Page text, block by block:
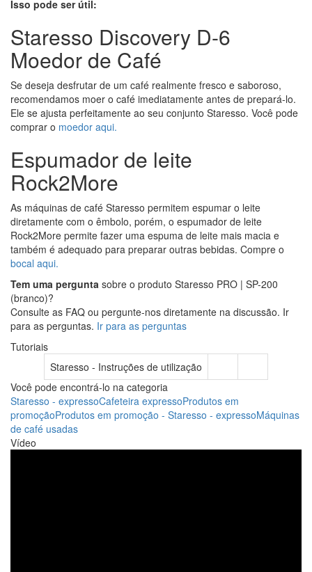
Isso pode ser útil:
Staresso Discovery D-6
Moedor de Café
Se deseja desfrutar de um café realmente fresco e saboroso,
recomendamos moer o café imediatamente antes de prepará-lo.
Ele se ajusta perfeitamente ao seu conjunto Staresso. Você pode
comprar o moedor aqui.
Espumador de leite
Rock2More
As máquinas de café Staresso permitem espumar o leite
diretamente com o êmbolo, porém, o espumador de leite
Rock2More permite fazer uma espuma de leite mais macia e
também é adequado para preparar outras bebidas. Compre o
bocal aqui.
Tem uma pergunta sobre o produto Staresso PRO | SP-200
(branco)?
Consulte as FAQ ou pergunte-nos diretamente na discussão. Ir
para as perguntas. Ir para as perguntas
Tutoriais
Staresso - Instruções de utilização
Você pode encontrá-lo na categoria
Staresso - expressoCafeteira expressoProdutos em
promoçãoProdutos em promoção - Staresso - expressoMáquinas
de café usadas
Vídeo